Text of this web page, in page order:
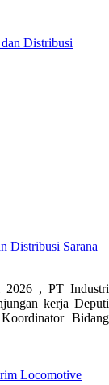
Distribusi Sarana
2026 , PT Industri
kerja Deputi
Bidang